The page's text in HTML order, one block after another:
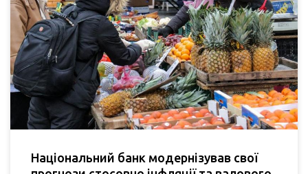
Національний банк модернізував свої